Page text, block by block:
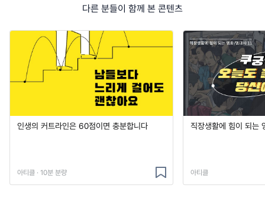
다른 분들이 함께 본 콘텐츠
인생의 커트라인은 60점이면 충분합니다
아티클 · 10분 분량
직장생활에 힘이 되는
아티클